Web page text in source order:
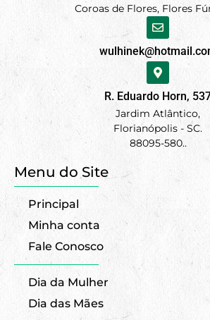
Coroas de Flores, Flores
R. Eduardo Horn,
Jardim Atlântico,
Florianópolis - SC.
88095-580..
Menu do Site
Principal
Minha conta
Fale Conosco
Dia da Mulher
Dia das Mães